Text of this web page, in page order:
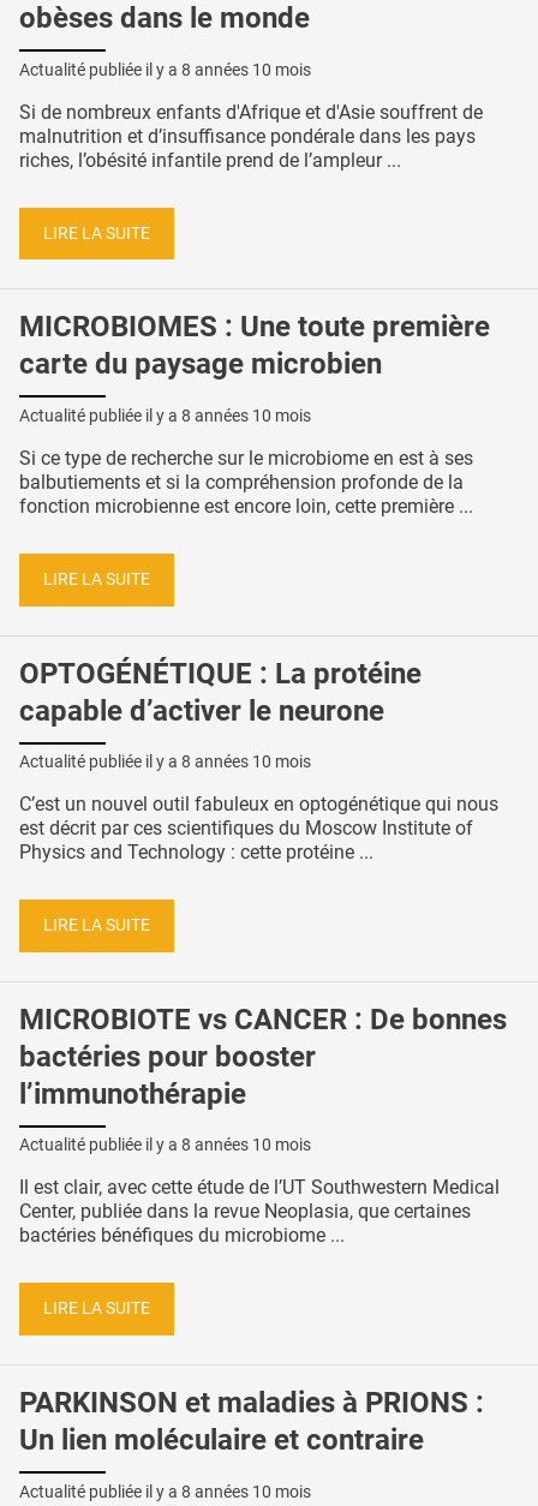
obèses dans le monde
Actualité publiée il y a 8 années 10 mois
Si de nombreux enfants d'Afrique et d'Asie souffrent de
malnutrition et d’insuffisance pondérale dans les pays
riches, l’obésité infantile prend de l’ampleur ...
LIRE LA SUITE
MICROBIOMES : Une toute première
carte du paysage microbien
Actualité publiée il y a 8 années 10 mois
Si ce type de recherche sur le microbiome en est à ses
balbutiements et si la compréhension profonde de la
fonction microbienne est encore loin, cette première ...
LIRE LA SUITE
OPTOGÉNÉTIQUE : La protéine
capable d’activer le neurone
Actualité publiée il y a 8 années 10 mois
C’est un nouvel outil fabuleux en optogénétique qui nous
est décrit par ces scientifiques du Moscow Institute of
Physics and Technology : cette protéine ...
LIRE LA SUITE
MICROBIOTE vs CANCER : De bonnes
bactéries pour booster
l’immunothérapie
Actualité publiée il y a 8 années 10 mois
Il est clair, avec cette étude de l’UT Southwestern Medical
Center, publiée dans la revue Neoplasia, que certaines
bactéries bénéfiques du microbiome ...
LIRE LA SUITE
PARKINSON et maladies à PRIONS :
Un lien moléculaire et contraire
Actualité publiée il y a 8 années 10 mois